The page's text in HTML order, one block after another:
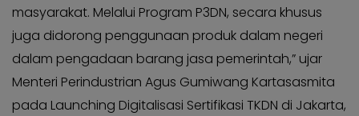
masyarakat. Melalui Program P3DN, secara khusus
juga didorong penggunaan produk dalam negeri
dalam pengadaan barang jasa pemerintah,” ujar
Menteri Perindustrian Agus Gumiwang Kartasasmita
pada Launching Digitalisasi Sertifikasi TKDN di Jakarta,